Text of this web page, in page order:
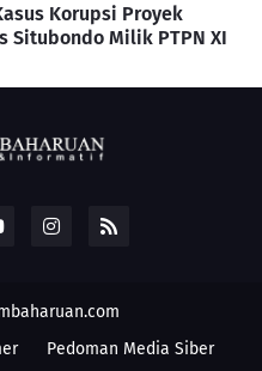
Korupsi Proyek
Situbondo Milik PTPN XI
Pedoman Media Siber